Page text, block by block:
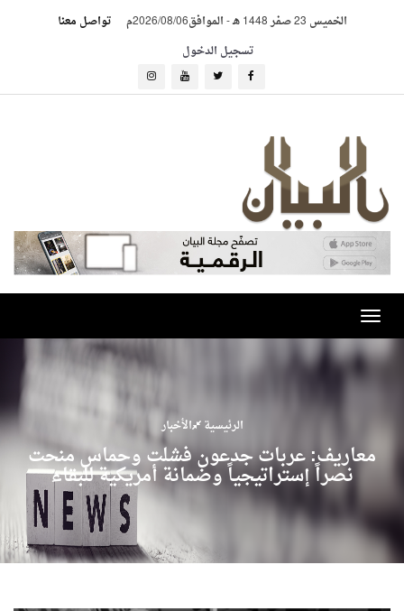
الخميس 23 صفر 1448 هـ -الموافق2026/08/06م
تواصل معنا
تسجيل الدخول
Toggle
navigation
الرئيسية الأخبار
معاريف: عربات جدعون فشلت وحماس منحت
نصراً إستراتيجياً وضمانة أمريكية للبقاء